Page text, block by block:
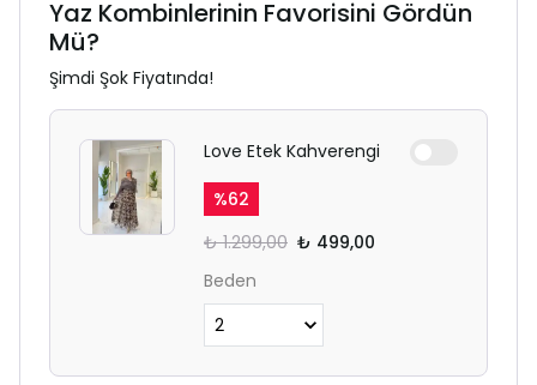
Yaz Kombinlerinin Favorisini Gördün
Mü?
Şimdi Şok Fiyatında!
Love Etek Kahverengi
%62
₺ 1.299,00 ₺ 499,00
Beden